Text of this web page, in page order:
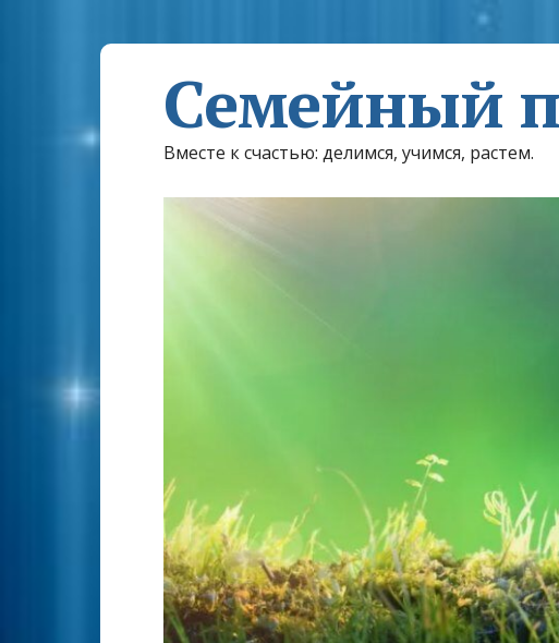
Семейный
Вместе к счастью: делимся, учимся, растем.